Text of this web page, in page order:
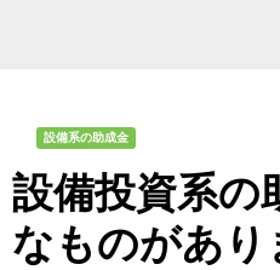
設備系の助成金
設備投資系の
なものがあり